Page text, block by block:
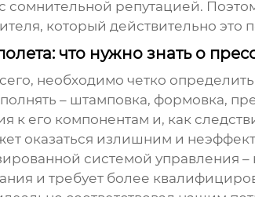
сомнительной репутацией.
который действительно это
что нужно знать о
необходимо четко
– штамповка, формовка,
к его компонентам и, как
оказаться излишним и
системой управления –
и требует более